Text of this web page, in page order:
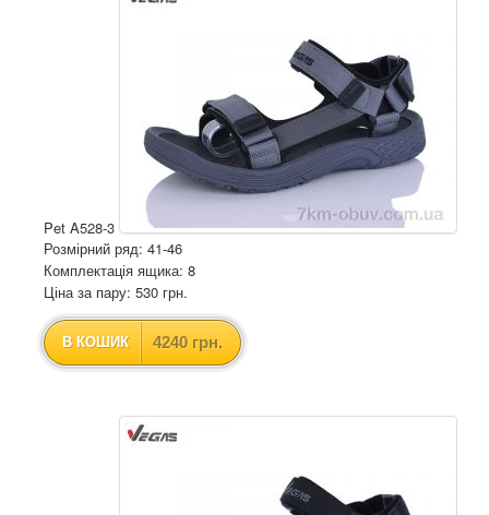
Pet A528-3
Розмірний ряд: 41-46
Комплектація ящика: 8
Ціна за пару: 530 грн.
В КОШИК 4240 грн.